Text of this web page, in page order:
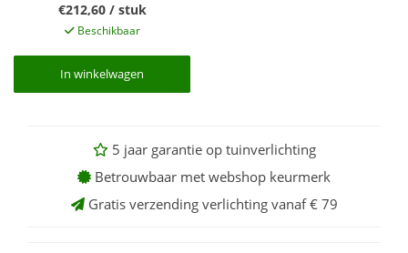
€212,60 / stuk
Beschikbaar
In winkelwagen
In winkelwagen
5 jaar garantie op tuinverlichting
Betrouwbaar met webshop keurmerk
Gratis verzending verlichting vanaf € 79